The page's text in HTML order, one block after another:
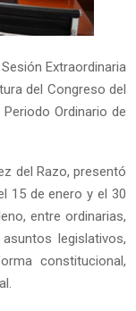
Extraordinaria
del Congreso del
Ordinario de
del Razo, presentó
15 de enero y el 30
entre ordinarias,
legislativos,
constitucional,